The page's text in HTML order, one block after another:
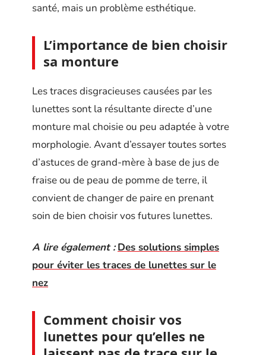
santé, mais un problème esthétique.
L’importance de bien choisir
sa monture
Les traces disgracieuses causées par les
lunettes sont la résultante directe d’une
monture mal choisie ou peu adaptée à votre
morphologie. Avant d’essayer toutes sortes
d’astuces de grand-mère à base de jus de
fraise ou de peau de pomme de terre, il
convient de changer de paire en prenant
soin de bien choisir vos futures lunettes.
A lire également : Des solutions simples
pour éviter les traces de lunettes sur le
nez
Comment choisir vos
lunettes pour qu’elles ne